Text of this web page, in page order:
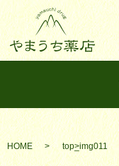
HOME top_img011